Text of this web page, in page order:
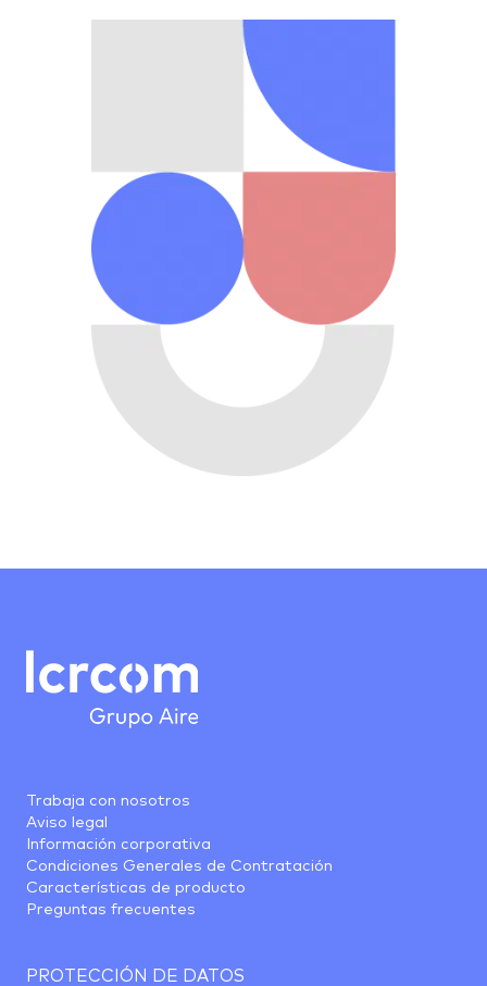
Trabaja con nosotros
Aviso legal
Información corporativa
Condiciones Generales de Contratación
Características de producto
Preguntas frecuentes
PROTECCIÓN DE DATOS